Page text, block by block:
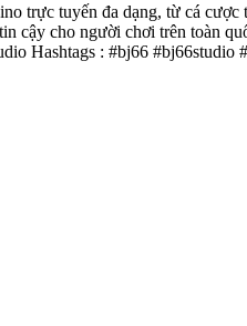
trực tuyến đa dạng, từ cá
cậy cho người chơi trên toàn
Hashtags : #bj66